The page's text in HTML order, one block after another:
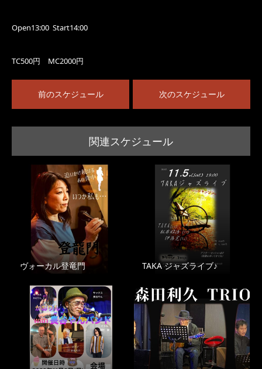
Open13:00 Start14:00
TC500円 MC2000円
前のスケジュール 次のスケジュール
関連スケジュール
ヴォーカル登竜門 TAKA ジャズライブ♪